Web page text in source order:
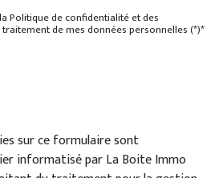
Politique de confidentialité et des
de mes données personnelles (*)*
sur ce formulaire sont
informatisé par La Boite Immo